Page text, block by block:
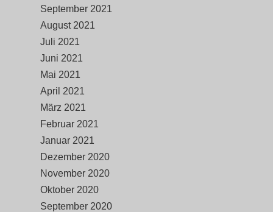
September 2021
August 2021
Juli 2021
Juni 2021
Mai 2021
April 2021
März 2021
Februar 2021
Januar 2021
Dezember 2020
November 2020
Oktober 2020
September 2020